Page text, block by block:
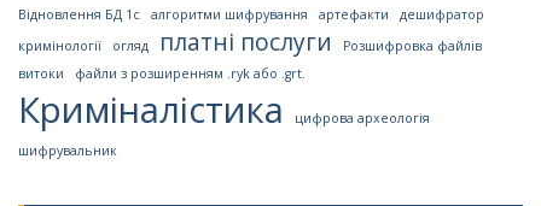
Відновлення БД 1с
алгоритми шифрування артефакти
дешифратор
кримінології
огляд платні послуги
Розшифровка файлів
витоки
файли з розширенням .ryk або .grt.
Криміналістика
цифрова археологія
шифрувальник